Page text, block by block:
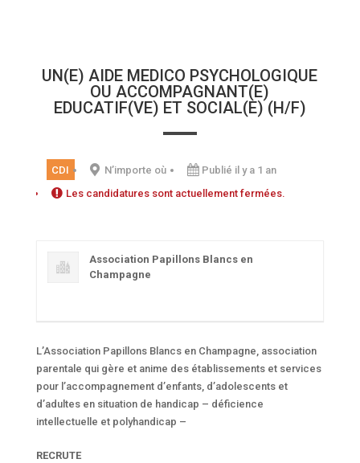
UN(E) AIDE MEDICO PSYCHOLOGIQUE
OU ACCOMPAGNANT(E)
EDUCATIF(VE) ET SOCIAL(E) (H/F)
CDI N’importe où
Publié il y a 1 an
Les candidatures sont actuellement fermées.
Association Papillons Blancs en
Champagne
L’Association Papillons Blancs en Champagne, association
parentale qui gère et anime des établissements et services
pour l’accompagnement d’enfants, d’adolescents et
d’adultes en situation de handicap – déficience
intellectuelle et polyhandicap –
RECRUTE